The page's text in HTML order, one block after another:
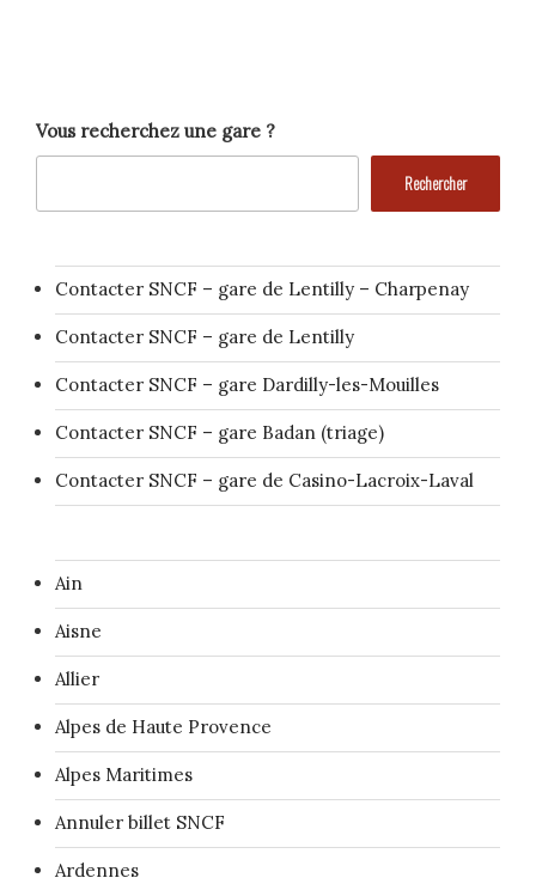
Vous recherchez une gare ?
Rechercher
Contacter SNCF – gare de Lentilly – Charpenay
Contacter SNCF – gare de Lentilly
Contacter SNCF – gare Dardilly-les-Mouilles
Contacter SNCF – gare Badan (triage)
Contacter SNCF – gare de Casino-Lacroix-Laval
Ain
Aisne
Allier
Alpes de Haute Provence
Alpes Maritimes
Annuler billet SNCF
Ardennes